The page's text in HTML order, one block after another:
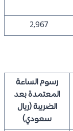
2,967
رسوم الساعة
المعتمدة بعد
الضريبة (ريال
سعودي)